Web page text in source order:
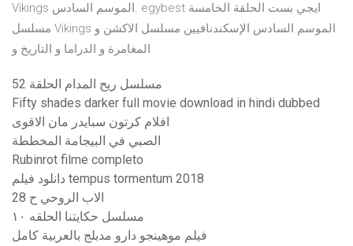
Vikings الموسم السادس. egybest ايجي بست الحلقة الخامسة
مسلسل Vikings الموسم السادس الإسكندنافيين مسلسل الاكشن و
المغامرة و الدراما و التاريخ و
مسلسل ريح المدام الحلقة 52
Fifty shades darker full movie download in hindi dubbed
افلام كرتون سبايدر مان الاقوى
الصبي في البيجامة المخططة
Rubinrot filme completo
دانلود فیلم tempus tormentum 2018
الاب الروحي ح 28
مسلسل حكايتنا الحلقه ١٠
فيلم موهينجو دارو مدبلج بالعربية كامل